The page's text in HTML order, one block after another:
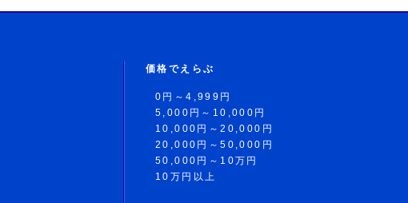
価格でえらぶ
0円～4,999円
5,000円～10,000円
10,000円～20,000円
20,000円～50,000円
50,000円～10万円
10万円以上